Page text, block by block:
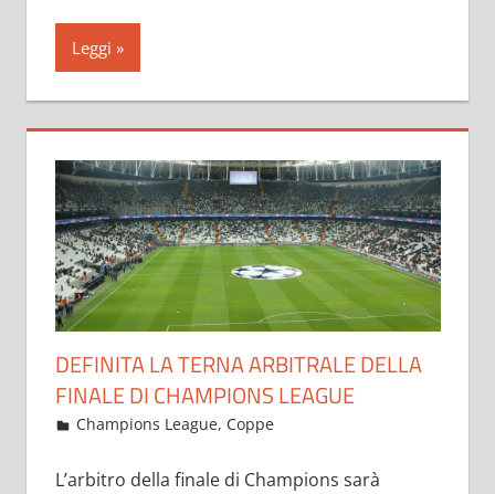
Leggi
DEFINITA LA TERNA ARBITRALE DELLA
FINALE DI CHAMPIONS LEAGUE
Maggio 20, 2021
admin
Champions League, Coppe
L’arbitro della finale di Champions sarà